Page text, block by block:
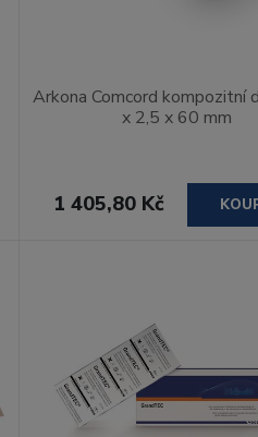
Arkona Comcord kompozitní
x 2,5 x 60 mm
1 405,80 Kč